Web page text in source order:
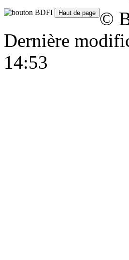
©
Dernière
14:53